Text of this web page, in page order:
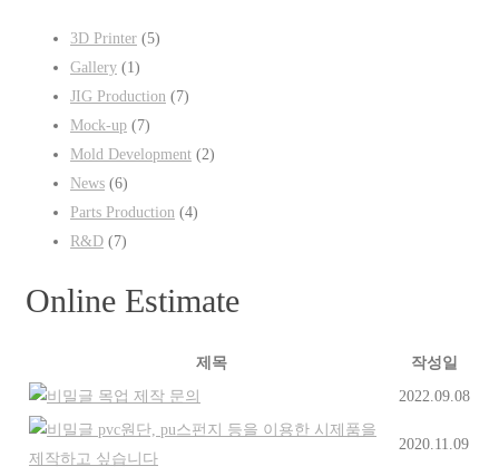
3D Printer (5)
Gallery (1)
JIG Production (7)
Mock-up (7)
Mold Development (2)
News (6)
Parts Production (4)
R&D (7)
Online Estimate
제목
작성일
목업 제작 문의
2022.09.08
pvc원단, pu스펀지 등을 이용한 시제품을
제작하고 싶습니다
2020.11.09